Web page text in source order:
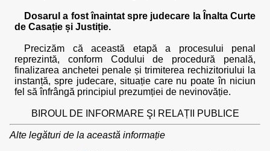
Dosarul a fost înaintat spre judecare la Înalta Curte
de Casație și Justiție.
Precizăm că această etapă a procesului penal
reprezintă, conform Codului de procedură penală,
finalizarea anchetei penale și trimiterea rechizitoriului la
instanță, spre judecare, situație care nu poate în niciun
fel să înfrângă principiul prezumției de nevinovăție.
BIROUL DE INFORMARE ŞI RELAȚII PUBLICE
Alte legături de la această informație